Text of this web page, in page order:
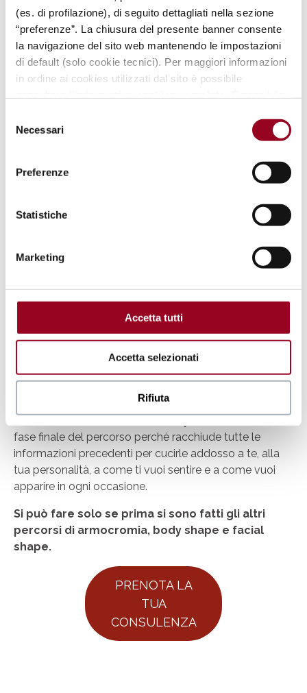
(es. di profilazione), di seguito dettagliati nella sezione
“preferenze”. La chiusura del presente banner consente
la navigazione del sito web mantenendo le impostazioni
di default (solo cookie tecnici). Per maggiori informazioni
in ordine ai cookies utilizzati dal sito è possibile
mediante il link “
delNecessari
Preferenze
Statistiche
Marketing
Accetta tutti
Accetta selezionati
Rifiuta
l’armonia estetica che ci meritiamo.
PRENOTA LA
TUA
CONSULENZA
È l’analisi del tuo stile personale.
Ti senti più a tuo agio sportiva o romantica? Classica o
Minimalista? Ecc. Oppure magari in alcune occasioni ti
senti più romantica in altre più glamour.L’analisi dello
in modo da darti dei suggerimenti calzati su di te,
fase finale del percorso perché racchiude tutte le
informazioni precedenti per cucirle addosso a te, alla
tua personalità, a come ti vuoi sentire e a come vuoi
apparire in ogni occasione.
Si può fare solo se prima si sono fatti gli altri
percorsi di armocromia, body shape e facial
shape.
PRENOTA LA
TUA
CONSULENZA